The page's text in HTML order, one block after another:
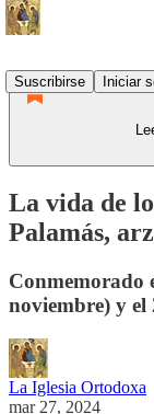
Suscribirse
Iniciar
La vida de
Palamás,
Conmemorado
noviembre) y el
La Iglesia Ortodoxa
mar 27, 2024